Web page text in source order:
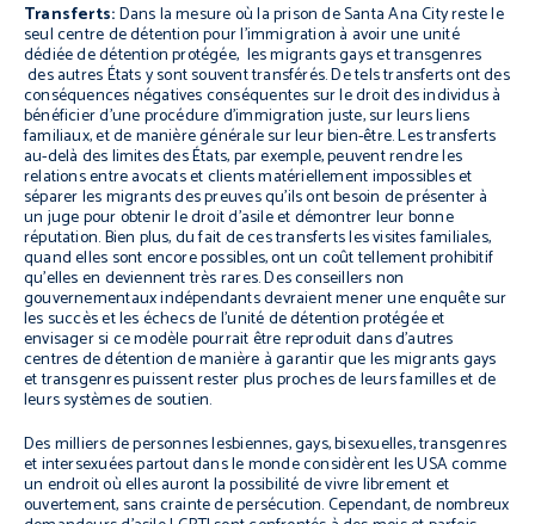
Transferts:Dans la mesure où la prison de Santa Ana City reste le
seul centre de détention pour l’immigration à avoir une unité
dédiée de détention protégée, les migrants gays et transgenres
des autres États y sont souvent transférés. De tels transferts ont des
conséquences négatives conséquentes sur le droit des individus à
bénéficier d’une procédure d’immigration juste, sur leurs liens
familiaux, et de manière générale sur leur bien-être. Les transferts
au-delà des limites des États, par exemple, peuvent rendre les
relations entre avocats et clients matériellement impossibles et
séparer les migrants des preuves qu’ils ont besoin de présenter à
un juge pour obtenir le droit d’asile et démontrer leur bonne
réputation. Bien plus, du fait de ces transferts les visites familiales,
quand elles sont encore possibles, ont un coût tellement prohibitif
qu’elles en deviennent très rares. Des conseillers non
gouvernementaux indépendants devraient mener une enquête sur
les succès et les échecs de l’unité de détention protégée et
envisager si ce modèle pourrait être reproduit dans d’autres
centres de détention de manière à garantir que les migrants gays
et transgenres puissent rester plus proches de leurs familles et de
leurs systèmes de soutien.
Des milliers de personnes lesbiennes, gays, bisexuelles, transgenres
et intersexuées partout dans le monde considèrent les USA comme
un endroit où elles auront la possibilité de vivre librement et
ouvertement, sans crainte de persécution. Cependant, de nombreux